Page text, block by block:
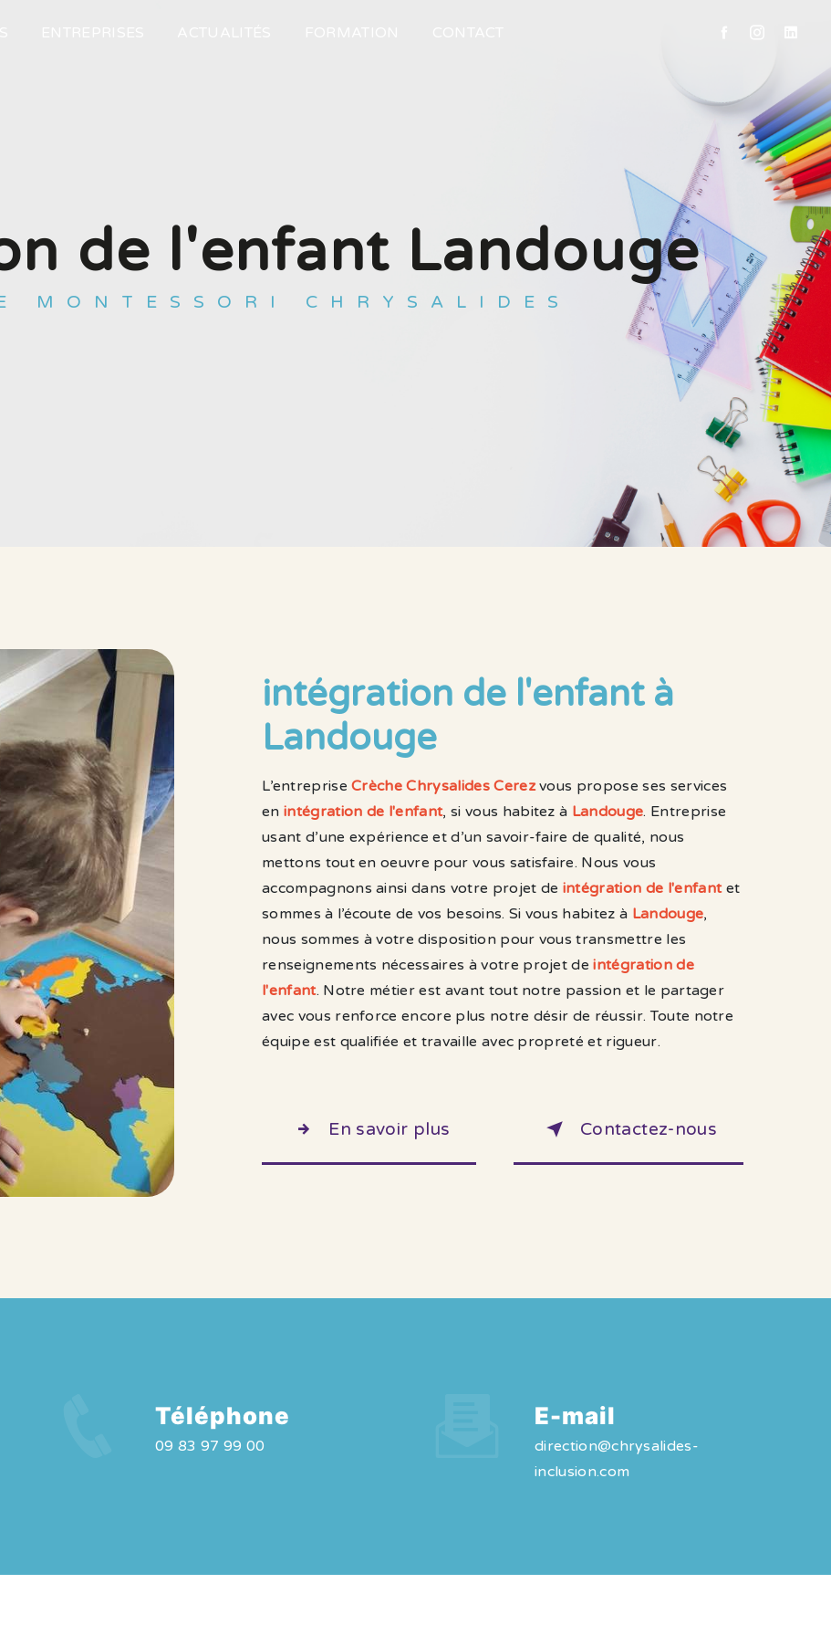
de l'enfant Landouge
MONTESSORI CHRYSALIDES
intégration de l'enfant à
Landouge
L’entrepriseCrèche Chrysalides Cerezvous propose ses services
en intégration de l'enfant, si vous habitez à Landouge. Entreprise
usant d’une expérience et d’un savoir-faire de qualité, nous
mettons tout en oeuvre pour vous satisfaire. Nous vous
accompagnons ainsi dans votre projet de intégration de l'enfantet
sommes à l’écoute de vos besoins. Si vous habitez à Landouge,
nous sommes à votre disposition pour vous transmettre les
renseignements nécessaires à votre projet deintégration de
l'enfant. Notre métier est avant tout notre passion et le partager
avec vous renforce encore plus notre désir de réussir. Toute notre
équipe est qualifiée et travaille avec propreté et rigueur.
En savoir plus Contactez-nous
Téléphone
09 83 97 99 00
E-mail
direction@chrysalides-
inclusion.com